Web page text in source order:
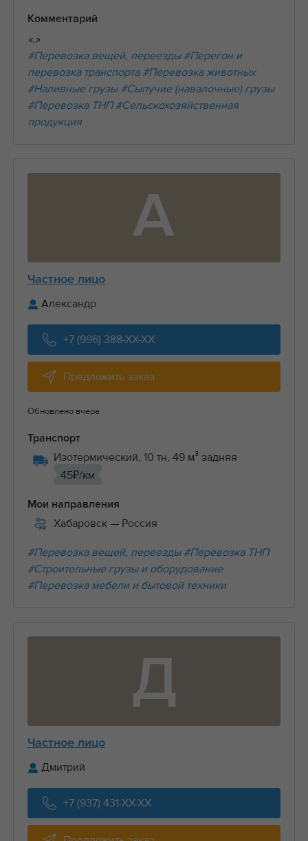
Комментарий
«.»
#Перевозка вещей, переезды #Перегон и
перевозка транспорта #Перевозка животных
#Наливные грузы #Сыпучие (навалочные) грузы
#Перевозка ТНП #Сельскохозяйственная
продукция
А
Частное лицо
Александр
+7 (996) 388-XX-XX
Предложить заказ
Обновлено вчера
Транспорт
Изотермический, 10 тн, 49 м³ задняя
45₽/км
Мои направления
Хабаровск — Россия
#Перевозка вещей, переезды #Перевозка ТНП
#Строительные грузы и оборудование
#Перевозка мебели и бытовой техники
Д
Частное лицо
Дмитрий
+7 (937) 431-XX-XX